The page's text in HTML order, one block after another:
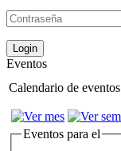
Eventos
Calendario de eventos
Eventos para el